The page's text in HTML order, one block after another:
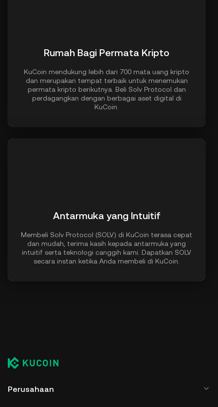
Rumah Bagi Permata Kripto
KuCoin mendukung lebih dari 700 mata uang kripto
dan merupakan tempat terbaik untuk menemukan
permata kripto berikutnya. Beli Solv Protocol dan
perdagangkan dengan berbagai aset digital di
KuCoin.
Antarmuka yang Intuitif
Membeli Solv Protocol (SOLV) di KuCoin terasa cepat
dan mudah, terima kasih kepada antarmuka yang
intuitif serta teknologi canggih kami. Dapatkan SOLV
secara instan ketika Anda membeli di KuCoin.
Perusahaan